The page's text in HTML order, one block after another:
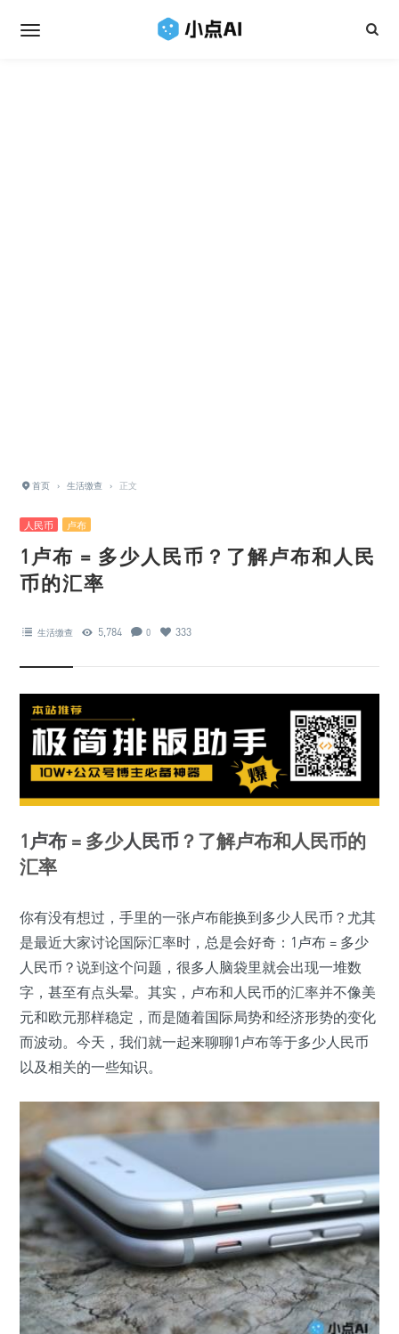
首页 › 生活缴查 › 正文
人民币 卢布
1卢布 = 多少人民币？了解卢布和人民
币的汇率
生活缴查 5,784 0 333
1卢布 = 多少人民币？了解卢布和人民币的
汇率
你有没有想过，手里的一张卢布能换到多少人民币？尤其
是最近大家讨论国际汇率时，总是会好奇：1卢布 = 多少
人民币？说到这个问题，很多人脑袋里就会出现一堆数
字，甚至有点头晕。其实，卢布和人民币的汇率并不像美
元和欧元那样稳定，而是随着国际局势和经济形势的变化
而波动。今天，我们就一起来聊聊1卢布等于多少人民币
以及相关的一些知识。